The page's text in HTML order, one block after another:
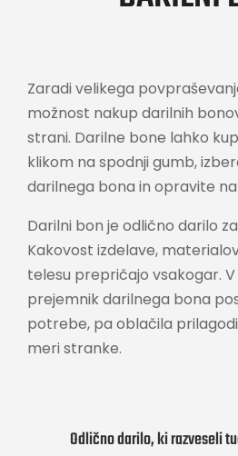
Zaradi velikega
možnost nakup darilnih
strani. Darilne bone lahko
klikom na spodnji gumb,
darilnega bona in opravite
Darilni bon je odlično darilo
Kakovost izdelave,
telesu prepričajo vsakogar.
prejemnik darilnega bona
potrebe, pa oblačila
meri stranke.
Odlično darilo, ki razveseli